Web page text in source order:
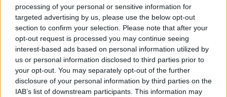
processing of your personal or sensitive information for
targeted advertising by us, please use the below opt-out
section to confirm your selection. Please note that after your
opt-out request is processed you may continue seeing
interest-based ads based on personal information utilized by
us or personal information disclosed to third parties prior to
your opt-out. You may separately opt-out of the further
disclosure of your personal information by third parties on the
IAB’s list of downstream participants. This information may